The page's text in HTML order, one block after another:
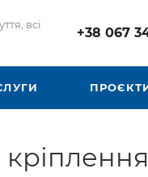
всі
+38 067